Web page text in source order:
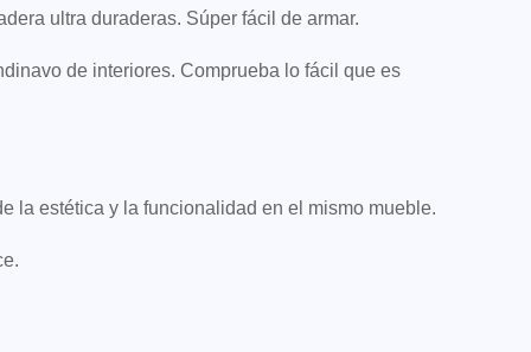
ultra duraderas. Súper fácil de armar.
de interiores. Comprueba lo fácil que es
la estética y la funcionalidad en el mismo mueble.